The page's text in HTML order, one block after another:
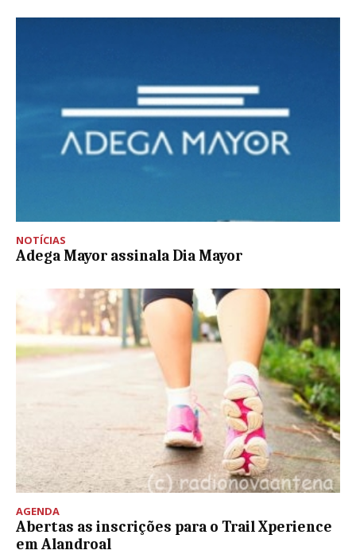
NOTÍCIAS
Adega Mayor assinala Dia Mayor
AGENDA
Abertas as inscrições para o Trail Xperience
em Alandroal